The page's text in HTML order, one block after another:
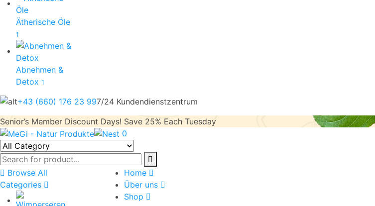
Ätherische Öle
1
Abnehmen &
Detox 1
+43 (660) 176 23 997/24 Kundendienstzentrum
Senior’s Member Discount Days! Save 25% Each Tuesday
0
Browse All
Categories
Home
Über uns
Shop